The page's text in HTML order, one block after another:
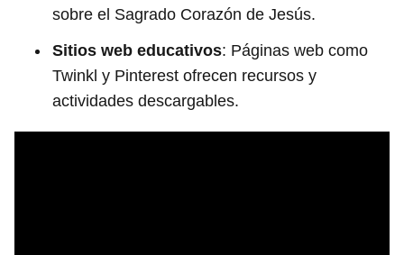
sobre el Sagrado Corazón de Jesús.
Sitios web educativos: Páginas web como
Twinkl y Pinterest ofrecen recursos y
actividades descargables.